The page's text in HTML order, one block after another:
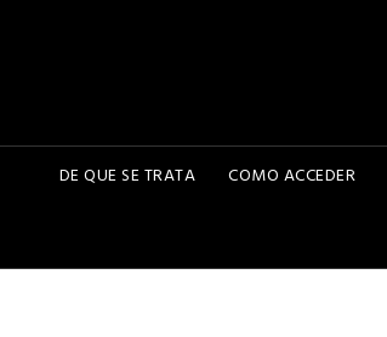
DE QUE SE TRATA COMO ACCEDER